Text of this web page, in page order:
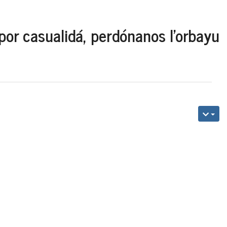
casualidá, perdónanos l'orbayu